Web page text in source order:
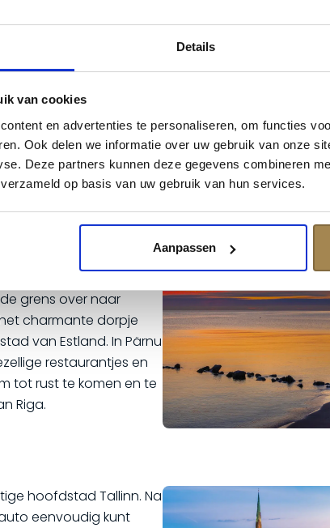
Details
van cookies
en advertenties te personaliseren, om functies
Ook delen we informatie over uw gebruik van onze
Deze partners kunnen deze gegevens combineren
op basis van uw gebruik van hun services.
Aanpassen
te verkennen of
de historische
pakhuizen en de
grootste van de
een bezoek aan de
en bewonder
Sluit de dag af met
en geniet van de
tijd om Riga verder
grens over naar
charmante dorpje
van Estland. In Pärnu
restaurantjes en
tot rust te komen en te
Riga.
hoofdstad Tallinn. Na
eenvoudig kunt